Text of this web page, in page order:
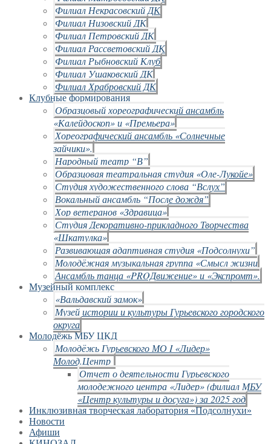
Филиал Некрасовский ДК
Филиал Низовский ДК
Филиал Петровский ДК
Филиал Рассветовский ДК
Филиал Рыбновский Клуб
Филиал Ушаковский ДК
Филиал Храбровский ДК
Клубные формирования
Образцовый хореографический ансамбль
«Калейдоскоп» и «Премьера»
Хореографический ансамбль «Солнечные
зайчики».
Народный театр “В”
Образцовая театральная студия «Оле-Лукойе»
Студия художественного слова “Вслух”
Вокальный ансамбль “После дождя”
Хор ветеранов «Здравица»
Студия Декоративно-прикладного Творчества
«Шкатулка»
Развивающая адаптивная студия «Подсолнухи”
Молодёжная музыкальная группа «Смысл жизни
Ансамбль танца «PROДвижение» и «Экспромт».
Музейный комплекс
«Вальдавский замок»
Музей истории и культуры Гурьевского городского
округа
Молодёжь МБУ ЦКД
Молодёжь Гурьевского МО I «Лидер»
Молод.Центр
Отчет о деятельности Гурьевского
молодежного центра «Лидер» (филиал МБУ
«Центр культуры и досуга») за 2025 год
Инклюзивная творческая лаборатория «Подсолнухи»
Новости
Афиши